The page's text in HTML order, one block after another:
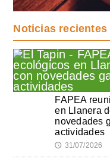
Noticias recientes
FAPEA
en Llanera
novedades
actividades
🕔 31/07/2026